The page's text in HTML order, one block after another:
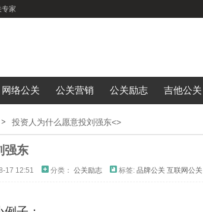
家
网络公关 公关营销 公关励志 吉他公关
投资人为什么愿意投刘强东<>
强东
17 12:51 分类： 公关励志 标签: 品牌公关 互联网公关